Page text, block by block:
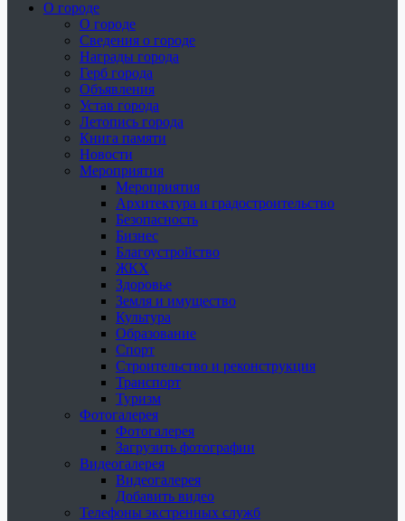
О городе
О городе
Сведения о городе
Награды города
Герб города
Объявления
Устав города
Летопись города
Книга памяти
Новости
Мероприятия
Мероприятия
Архитектура и градостроительство
Безопасность
Бизнес
Благоустройство
ЖКХ
Здоровье
Земля и имущество
Культура
Образование
Спорт
Строительство и реконструкция
Транспорт
Туризм
Фотогалерея
Фотогалерея
Загрузить фотографии
Видеогалерея
Видеогалерея
Добавить видео
Телефоны экстренных служб